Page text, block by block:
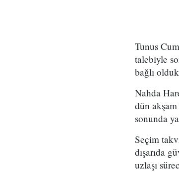
Tunus
talebiyle
bağlı
Nahda
dün
sonunda
Seçim
dışarıda
uzlaşı